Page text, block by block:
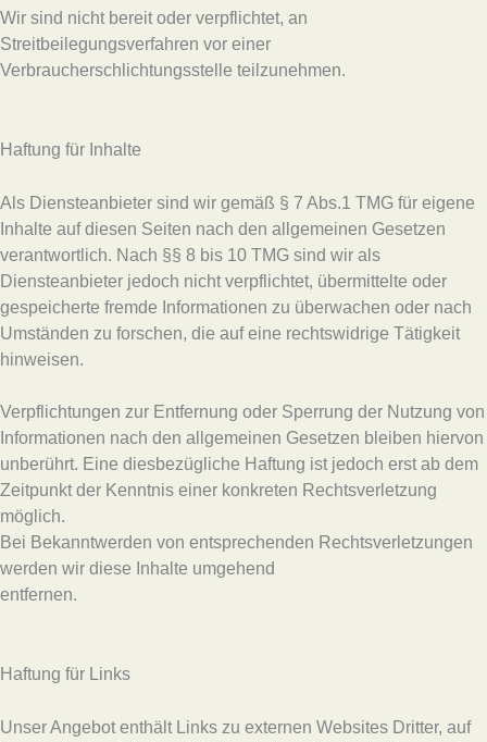
Wir sind nicht bereit oder verpflichtet, an
Streitbeilegungsverfahren vor einer
Verbraucherschlichtungsstelle teilzunehmen.
Haftung für Inhalte
Als Diensteanbieter sind wir gemäß § 7 Abs.1 TMG für eigene
Inhalte auf diesen Seiten nach den allgemeinen Gesetzen
verantwortlich. Nach §§ 8 bis 10 TMG sind wir als
Diensteanbieter jedoch nicht verpflichtet, übermittelte oder
gespeicherte fremde Informationen zu überwachen oder nach
Umständen zu forschen, die auf eine rechtswidrige Tätigkeit
hinweisen.
Verpflichtungen zur Entfernung oder Sperrung der Nutzung von
Informationen nach den allgemeinen Gesetzen bleiben hiervon
unberührt. Eine diesbezügliche Haftung ist jedoch erst ab dem
Zeitpunkt der Kenntnis einer konkreten Rechtsverletzung
möglich.
Bei Bekanntwerden von entsprechenden Rechtsverletzungen
werden wir diese Inhalte umgehend
entfernen.
Haftung für Links
Unser Angebot enthält Links zu externen Websites Dritter, auf